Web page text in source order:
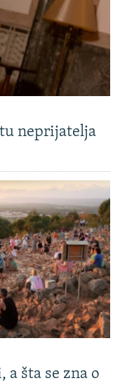
neprijatelja
šta se zna o